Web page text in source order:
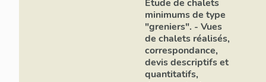
trapèze affiné
des loggias.
Chalet
Etude de chalets
minimums de type
"greniers". - Vues
de chalets réalisés,
correspondance,
devis descriptifs et
quantitatifs,